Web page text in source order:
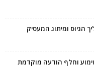
וחלף הודעה מוקדמת